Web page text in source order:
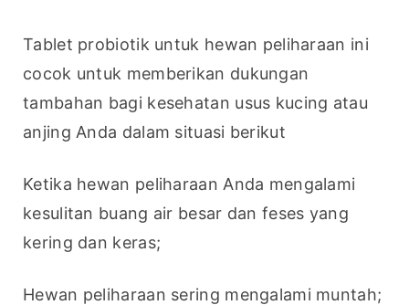
Tablet probiotik untuk hewan peliharaan ini
cocok untuk memberikan dukungan
tambahan bagi kesehatan usus kucing atau
anjing Anda dalam situasi berikut
Ketika hewan peliharaan Anda mengalami
kesulitan buang air besar dan feses yang
kering dan keras;
Hewan peliharaan sering mengalami muntah;